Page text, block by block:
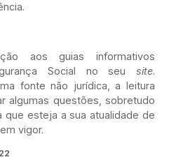
aos guias informativos
Social no seu site.
fonte não jurídica, a leitura
algumas questões, sobretudo
que esteja a sua atualidade de
vigor.